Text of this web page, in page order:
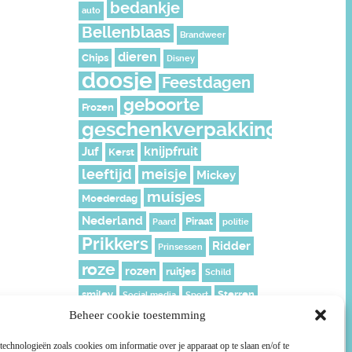
Beheer cookie toestemming
zoals cookies om informatie over je apparaat op te slaan en/of te
auto
bedankje
Bellenblaas
Brandweer
Chips dieren Disney
doosje Feestdagen
Frozen geboorte
geschenkverpakking
Juf Kerst knijpfruit
leeftijd meisje Mickey
Moederdag muisjes
Nederland Paard Piraat politie
Prikkers Prinsessen Ridder
roze rozen ruitjes Schild
smiley Social media Sport Sterren
Stoer Superhelden